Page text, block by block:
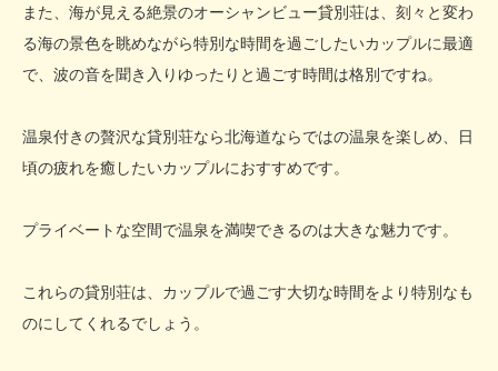
また、海が見える絶景のオーシャンビュー貸別荘は、刻々と変わ
る海の景色を眺めながら特別な時間を過ごしたいカップルに最適
で、波の音を聞き入りゆったりと過ごす時間は格別ですね。
温泉付きの贅沢な貸別荘なら北海道ならではの温泉を楽しめ、日
頃の疲れを癒したいカップルにおすすめです。
プライベートな空間で温泉を満喫できるのは大きな魅力です。
これらの貸別荘は、カップルで過ごす大切な時間をより特別なも
のにしてくれるでしょう。